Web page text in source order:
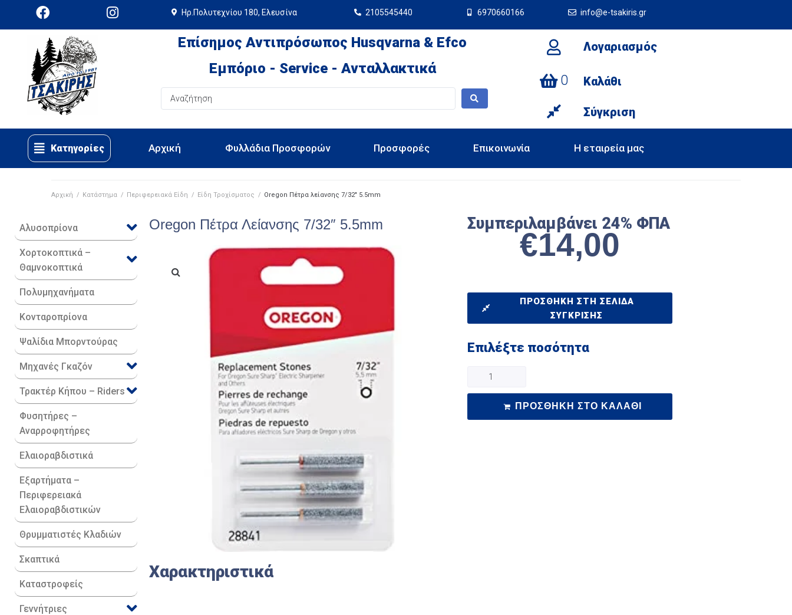
Ηρ.Πολυτεχνίου 180, Ελευσίνα 2105545440 6970660166 info@e-tsakiris.gr
Επίσημος Αντιπρόσωπος Husqvarna & Efco
Εμπόριο - Service - Ανταλλακτικά
0
Λογαριασμός
Καλάθι
Σύγκριση
Κατηγορίες Αρχική Φυλλάδια Προσφορών Προσφορές Επικοινωνία Η εταιρεία μας
Αρχική / Κατάστημα / Περιφερειακά Είδη​ / Είδη Τροχίσματος / Oregon Πέτρα λείανσης 7/32″ 5.5mm
Αλυσοπρίονα
Χορτοκοπτικά –
Θαμνοκοπτικά
Πολυμηχανήματα
Κονταροπρίονα
Ψαλίδια Μπορντούρας
Μηχανές Γκαζόν
Τρακτέρ Κήπου – Riders
Φυσητήρες –
Αναρροφητήρες
Ελαιοραβδιστικά
Εξαρτήματα –
Περιφερειακά
Ελαιοραβδιστικών
Θρυμματιστές Κλαδιών
Σκαπτικά
Καταστροφείς
Γεννήτριες
Oregon Πέτρα Λείανσης 7/32″ 5.5mm
Χαρακτηριστικά
Συμπεριλαμβάνει 24% ΦΠΑ
€14,00
ΠΡΟΣΘΉΚΗ ΣΤΗ ΣΕΛΊΔΑ
ΣΎΓΚΡΙΣΗΣ
Επιλέξτε ποσότητα
ΠΡΟΣΘΉΚΗ ΣΤΟ ΚΑΛΆΘΙ